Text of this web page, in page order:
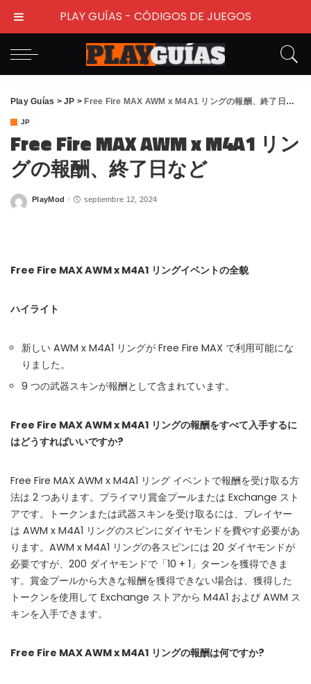
ALL PERKS — ZERO NOISE • 100% FREE
Play Guías >JP > Free Fire MAX AWM x M4A1 リングの報酬、終了日など
JP
Free Fire MAX AWM x M4A1 リン
グの報酬、終了日など
Posted
PlayMod septiembre 12, 2024
Free Fire MAX AWM x M4A1 リングイベントの全貌
ハイライト
新しい AWM x M4A1 リングが Free Fire MAX で利用可能にな
りました。
9 つの武器スキンが報酬として含まれています。
Free Fire MAX AWM x M4A1 リングの報酬をすべて入手するに
はどうすればいいですか?
Free Fire MAX AWM x M4A1 リング イベントで報酬を受け取る方
法は 2 つあります。プライマリ賞金プールまたは Exchange スト
アです。トークンまたは武器スキンを受け取るには、プレイヤー
は AWM x M4A1 リングのスピンにダイヤモンドを費やす必要があ
ります。AWM x M4A1 リングの各スピンには 20 ダイヤモンドが
必要ですが、200 ダイヤモンドで「10 + 1」ターンを獲得できま
す。賞金プールから大きな報酬を獲得できない場合は、獲得した
トークンを使用して Exchange ストアから M4A1 および AWM ス
キンを入手できます。
Free Fire MAX AWM x M4A1 リングの報酬は何ですか?
PLAY GUÍAS - CÓDIGOS DE JUEGOS